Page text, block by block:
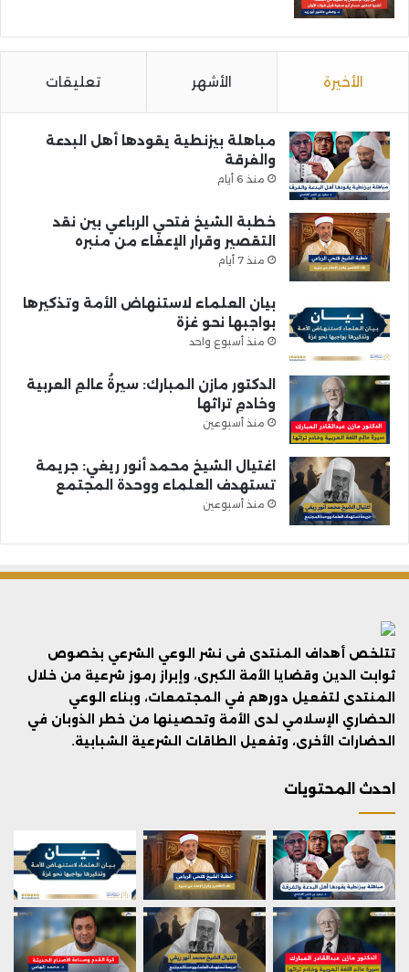
الأخيرة الأشهر تعليقات
مباهلة بيزنطية يقودها أهل البدعة
والفرقة
منذ 6 أيام
خطبة الشيخ فتحي الرباعي بين نقد
التقصير وقرار الإعفاء من منبره
منذ 7 أيام
بيان العلماء لاستنهاض الأمة وتذكيرها
بواجبها نحو غزة
منذ أسبوع واحد
الدكتور مازن المبارك: سيرةُ عالمِ العربية
وخادمِ تراثها
منذ أسبوعين
اغتيال الشيخ محمد أنور ريغي: جريمة
تستهدف العلماء ووحدة المجتمع
منذ أسبوعين
تتلخص أهداف المنتدى فى نشر الوعي الشرعي بخصوص
ثوابت الدين وقضايا الأمة الكبرى، وإبراز رموز شرعية من خلال
المنتدى لتفعيل دورهم في المجتمعات، وبناء الوعي
الحضاري الإسلامي لدى الأمة وتحصينها من خطر الذوبان في
الحضارات الأخرى، وتفعيل الطاقات الشرعية الشبابية.
احدث المحتويات